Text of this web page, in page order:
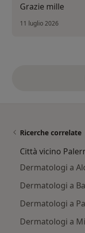
Grazie mille
11 luglio 2026
Ricerche correlate
Città vicino
Dermatologi a
Dermatologi a
Dermatologi a
Dermatologi a